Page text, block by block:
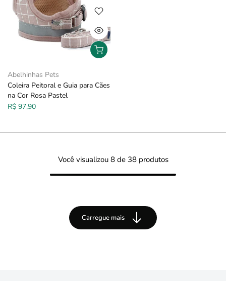
Abelhinhas Pets
Coleira Peitoral e Guia para Cães
na Cor Rosa Pastel
R$ 97,90
Você visualizou 8de 38 produtos
Carregue mais